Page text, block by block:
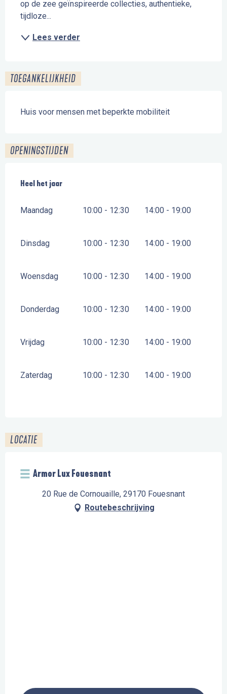
op de zee geïnspireerde collecties, authentieke,
tijdloze...
Lees verder
TOEGANKELIJKHEID
Huis voor mensen met beperkte mobiliteit
OPENINGSTIJDEN
Heel het jaar
Heel het jaar
Maandag 10:00 - 12:30 14:00 - 19:00
Dinsdag 10:00 - 12:30 14:00 - 19:00
Woensdag 10:00 - 12:30 14:00 - 19:00
Donderdag 10:00 - 12:30 14:00 - 19:00
Vrijdag 10:00 - 12:30 14:00 - 19:00
Zaterdag 10:00 - 12:30 14:00 - 19:00
LOCATIE
Armor Lux Fouesnant
20 Rue de Cornouaille, 29170 Fouesnant
Routebeschrijving